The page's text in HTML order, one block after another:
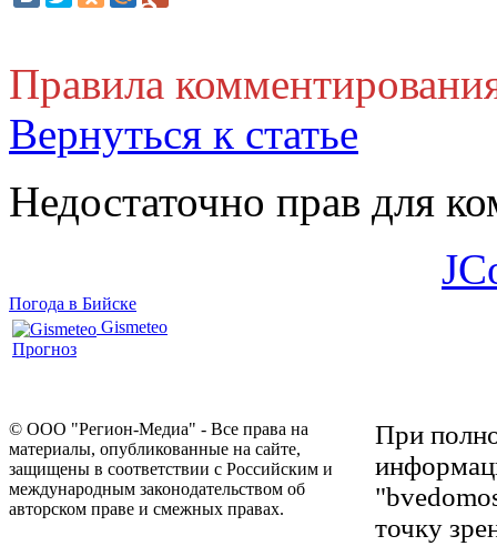
Правила
Вернуться к статье
Недостаточно прав для
Погода в Бийске
Gismeteo
Прогноз
© ООО "Регион-Медиа" - Все права на
материалы, опубликованные на сайте,
защищены в соответствии с Российским и
международным законодательством об
авторском праве и смежных правах.
При
точку